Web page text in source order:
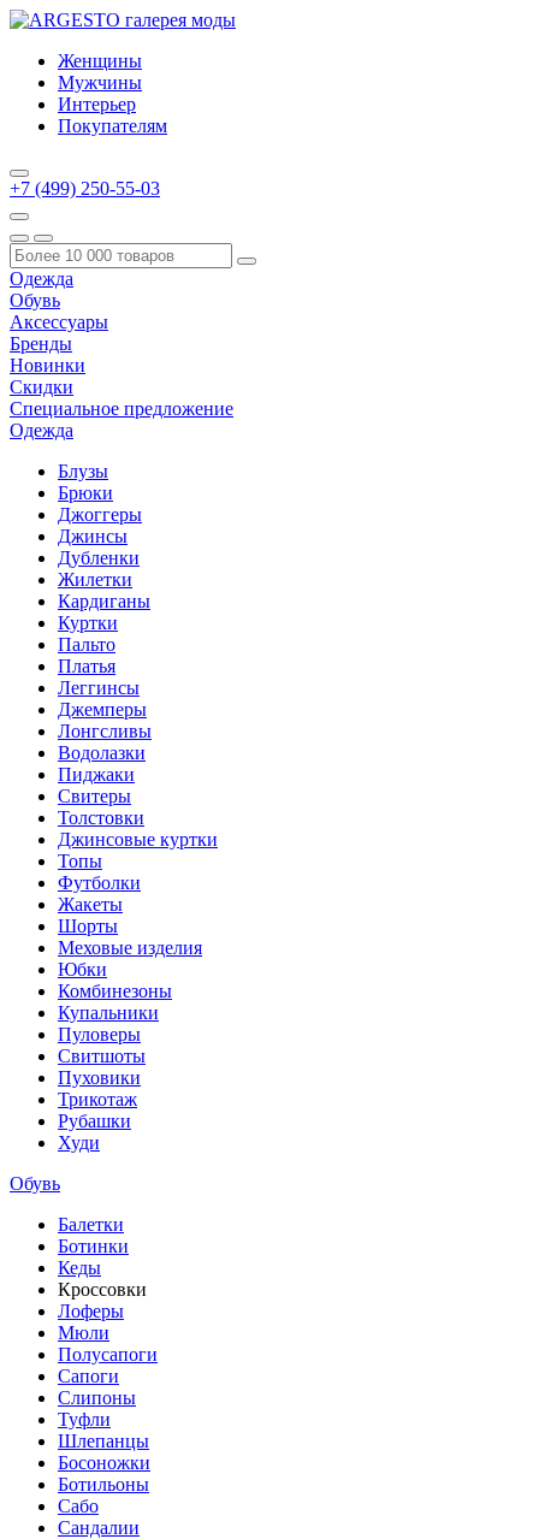
Женщины
Мужчины
Интерьер
Покупателям
+7 (499) 250-55-03
Одежда
Обувь
Аксессуары
Бренды
Новинки
Скидки
Специальное предложение
Одежда
Блузы
Брюки
Джоггеры
Джинсы
Дубленки
Жилетки
Кардиганы
Куртки
Пальто
Платья
Леггинсы
Джемперы
Лонгсливы
Водолазки
Пиджаки
Свитеры
Толстовки
Джинсовые куртки
Топы
Футболки
Жакеты
Шорты
Меховые изделия
Юбки
Комбинезоны
Купальники
Пуловеры
Свитшоты
Пуховики
Трикотаж
Рубашки
Худи
Обувь
Балетки
Ботинки
Кеды
Кроссовки
Лоферы
Мюли
Полусапоги
Сапоги
Слипоны
Туфли
Шлепанцы
Босоножки
Ботильоны
Сабо
Сандалии